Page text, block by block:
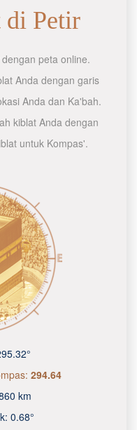
Petir
peta online.
Anda dengan garis
Anda dan Ka'bah.
kiblat Anda dengan
untuk Kompas'.
294.64
km
0.68°